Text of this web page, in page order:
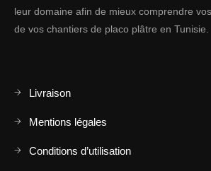
leur domaine afin de mieux comprendre
de vos chantiers de placo plâtre en Tunisie.
Livraison
Mentions légales
Conditions d’utilisation